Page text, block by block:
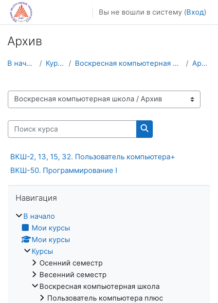
Перейти к основному содержанию
Вы не вошли в систему (Вход)
Архив
В начало Курсы Воскресная компьютерная школа Архив
Категории курсов
Поиск курса
Поиск курса
ВКШ-2, 13, 15, 32. Пользователь компьютера+
ВКШ-50. Программирование I
Навигация
В начало
Мои курсы
Мои курсы
Курсы
Осенний семестр
Весенний семестр
Воскресная компьютерная школа
Пользователь компьютера плюс